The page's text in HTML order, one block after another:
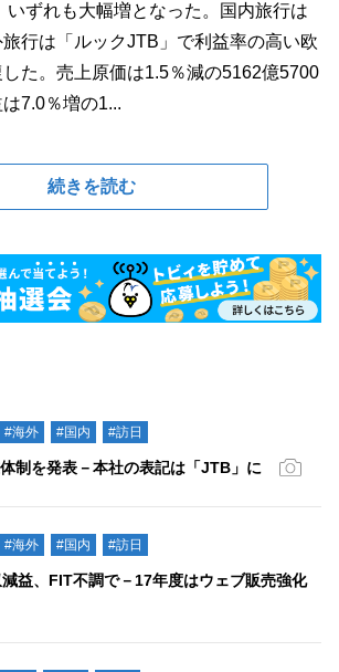
いずれも大幅増となった。国内旅行は
行は「ルックJTB」で利益率の高い欧
た。売上原価は1.5％減の5162億5700
7.0％増の1...
続きを読む
#海外 #国内 #訪日
制を発表－本社の表記は「JTB」に
#海外 #国内 #訪日
益、FIT不調で－17年度はウェブ販売強化